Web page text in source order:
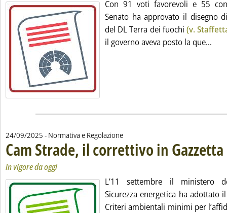
Con 91 voti favorevoli e 55
Senato ha approvato il disegno
del DL Terra dei fuochi (v.
il governo aveva posto la que...
24/09/2025 - Normativa e Regolazione
Cam Strade, il correttivo in
In vigore da oggi
L’11 settembre il ministero
Sicurezza energetica ha adottato
Criteri ambientali minimi per